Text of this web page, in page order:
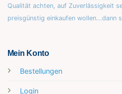
Qualität achten, auf Zuverlässigkeit
preisgünstig einkaufen wollen...dann
Mein Konto
Bestellungen
Login